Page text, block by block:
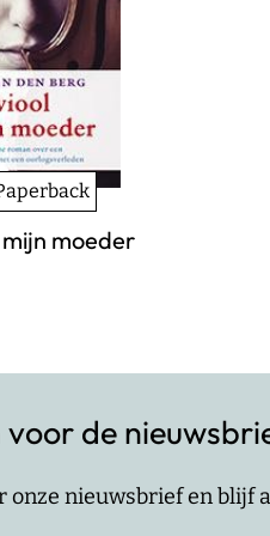
moeder
voor de
onze nieuwsbrief en blijf